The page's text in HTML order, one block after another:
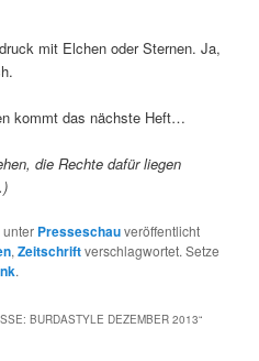
mit Elchen oder Sternen. Ja,
kommt das nächste Heft…
die Rechte dafür liegen
unter Presseschauveröffentlicht
,Zeitschriftverschlagwortet. Setze
.
BURDASTYLE DEZEMBER 2013“